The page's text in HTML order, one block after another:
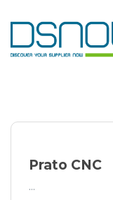
to
content
Prato CNC
...